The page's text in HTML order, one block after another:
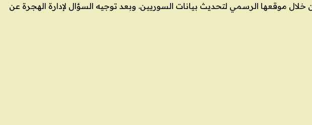
موقعها الرسمي لتحديث بيانات السوريين. وبعد توجيه السؤال لإدارة الهجرة عن